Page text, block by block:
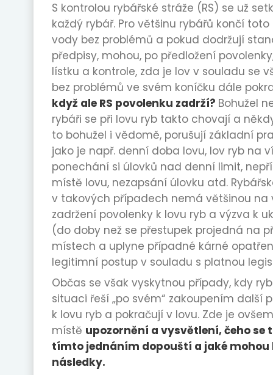
S kontrolou rybářské stráže (RS) se už
každý rybář. Pro většinu rybářů končí
vody bez problémů a pokud dodržují
předpisy, mohou, po předložení
lístku a kontrole, zda je lov v souladu se
bez problémů ve svém koníčku dále
když ale RS povolenku zadrží? Bohužel
rybáři se při lovu ryb takto chovají a
to bohužel i vědomě, porušují základní
jako je např. denní doba lovu, lov ryb na
ponechání si úlovků nad denní limit,
místě lovu, nezapsání úlovku atd.
v takových případech nemá většinou na
zadržení povolenky k lovu ryb a výzva k
(do doby než se přestupek projedná na
místech a uplyne případné kárné
legitimní postup v souladu s platnou
Občas se však vyskytnou případy, kdy
situaci řeší „po svém“ zakoupením další
k lovu ryb a pokračují v lovu. Zde je
místě upozornění a vysvětlení, čeho se
tímto jednáním dopouští a jaké mohou
následky.